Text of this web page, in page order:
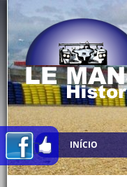
INÍCIO